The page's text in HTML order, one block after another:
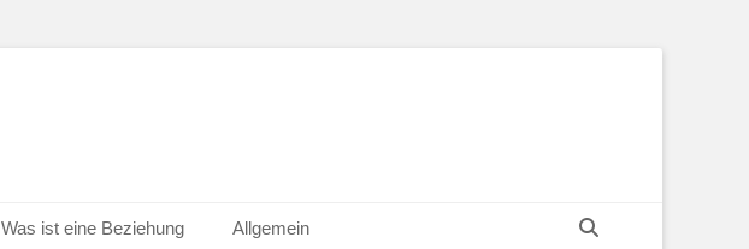
Was ist eine Beziehung Allgemein